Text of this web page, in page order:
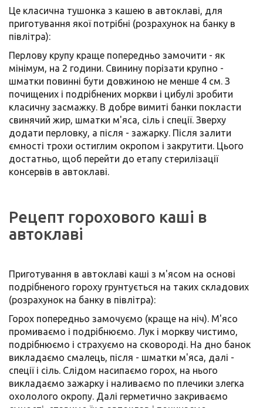
Це класична тушонка з кашею в автоклаві, для
приготування якої потрібні (розрахунок на банку в
півлітра):
Перлову крупу краще попередньо замочити - як
мінімум, на 2 години. Свинину порізати крупно -
шматки повинні бути довжиною не менше 4 см. З
почищених і подрібнених моркви і цибулі зробити
класичну засмажку. В добре вимиті банки покласти
свинячий жир, шматки м'яса, сіль і спеції. Зверху
додати перловку, а після - зажарку. Після залити
ємності трохи остиглим окропом і закрутити. Цього
достатньо, щоб перейти до етапу стерилізації
консервів в автоклаві.
Рецепт горохового каші в
автоклаві
Приготування в автоклаві каші з м'ясом на основі
подрібненого гороху грунтується на таких складових
(розрахунок на банку в півлітра):
Горох попередньо замочуємо (краще на ніч). М'ясо
промиваємо і подрібнюємо. Лук і моркву чистимо,
подрібнюємо і страхуємо на сковороді. На дно банок
викладаємо смалець, після - шматки м'яса, далі -
спеції і сіль. Слідом насипаємо горох, на нього
викладаємо зажарку і наливаємо по плечики злегка
охололого окропу. Далі герметично закриваємо